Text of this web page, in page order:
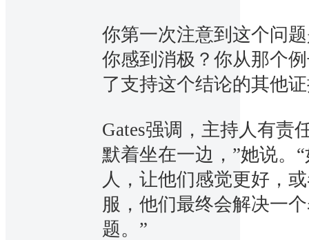
你第一次注意到这个问
你感到消极？你从那个
了支持这个结论的其他
Gates强调，主持人有责
默着坐在一边，”她说。
人，让他们感觉更好，
服，他们最终会解决一
题。”